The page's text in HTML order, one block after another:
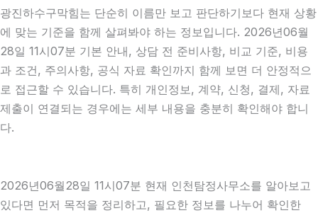
광진하수구막힘는 단순히 이름만 보고 판단하기보다 현재 상황
에 맞는 기준을 함께 살펴봐야 하는 정보입니다. 2026년06월
28일 11시07분 기본 안내, 상담 전 준비사항, 비교 기준, 비용
과 조건, 주의사항, 공식 자료 확인까지 함께 보면 더 안정적으
로 접근할 수 있습니다. 특히 개인정보, 계약, 신청, 결제, 자료
제출이 연결되는 경우에는 세부 내용을 충분히 확인해야 합니
다.
2026년06월28일 11시07분 현재 인천탐정사무소를 알아보고
있다면 먼저 목적을 정리하고, 필요한 정보를 나누어 확인한